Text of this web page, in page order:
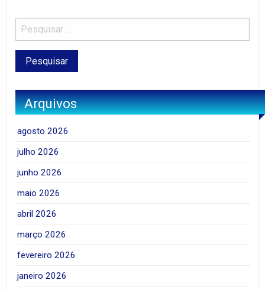
Arquivos
agosto 2026
julho 2026
junho 2026
maio 2026
abril 2026
março 2026
fevereiro 2026
janeiro 2026